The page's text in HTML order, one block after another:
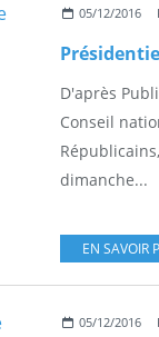
05/12/2016
D'après
Conseil
dimanche...
EN SAVOIR
05/12/2016